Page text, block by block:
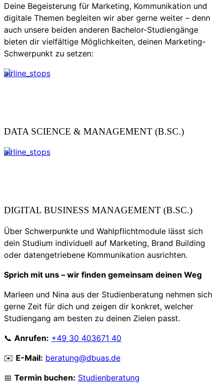
Deine Begeisterung für Marketing, Kommunikation und
digitale Themen begleiten wir aber gerne weiter – denn
auch unsere beiden anderen Bachelor-Studiengänge
bieten dir vielfältige Möglichkeiten, deinen Marketing-
Schwerpunkt zu setzen:
airline_stops
DATA SCIENCE & MANAGEMENT (B.SC.)
airline_stops
DIGITAL BUSINESS MANAGEMENT (B.SC.)
Über Schwerpunkte und Wahlpflichtmodule lässt sich
dein Studium individuell auf Marketing, Brand Building
oder datengetriebene Kommunikation ausrichten.
Sprich mit uns – wir finden gemeinsam deinen Weg
Marleen und Nina aus der Studienberatung nehmen sich
gerne Zeit für dich und zeigen dir konkret, welcher
Studiengang am besten zu deinen Zielen passt.
📞 Anrufen: +49 30 403671 40
✉️ E-Mail: beratung@dbuas.de
📅 Termin buchen: Studienberatung